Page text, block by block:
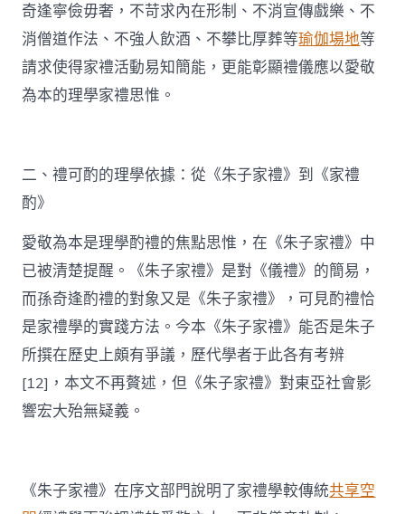
奇逢寧儉毋奢，不苛求內在形制、不消宣傳戲樂、不
消僧道作法、不強人飲酒、不攀比厚葬等瑜伽場地等
請求使得家禮活動易知簡能，更能彰顯禮儀應以愛敬
為本的理學家禮思惟。
二、禮可酌的理學依據：從《朱子家禮》到《家禮
酌》
愛敬為本是理學酌禮的焦點思惟，在《朱子家禮》中
已被清楚提醒。《朱子家禮》是對《儀禮》的簡易，
而孫奇逢酌禮的對象又是《朱子家禮》，可見酌禮恰
是家禮學的實踐方法。今本《朱子家禮》能否是朱子
所撰在歷史上頗有爭議，歷代學者于此各有考辨
[12]，本文不再贅述，但《朱子家禮》對東亞社會影
響宏大殆無疑義。
《朱子家禮》在序文部門說明了家禮學較傳統共享空